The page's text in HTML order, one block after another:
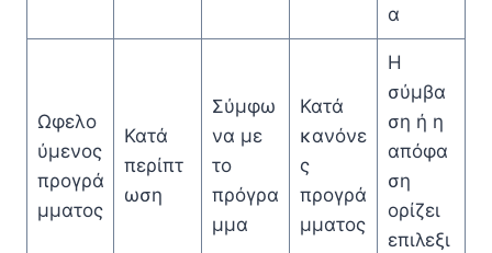
α
Ωφελο
ύμενος
προγρά
μματος
Κατά
περίπτ
ωση
Σύμφω
να με
το
πρόγρα
μμα
Κατά
κανόνε
ς
προγρά
μματος
Η
σύμβα
ση ή η
απόφα
ση
ορίζει
επιλεξι